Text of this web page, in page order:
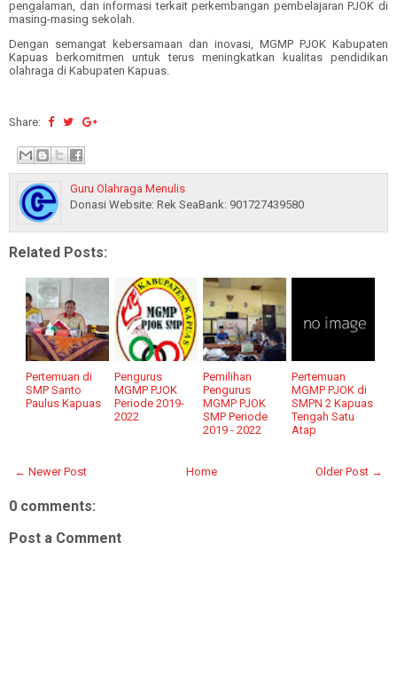
pengalaman, dan informasi terkait perkembangan pembelajaran PJOK di
masing-masing sekolah.
Dengan semangat kebersamaan dan inovasi, MGMP PJOK Kabupaten
Kapuas berkomitmen untuk terus meningkatkan kualitas pendidikan
olahraga di Kabupaten Kapuas.
Share:
Guru Olahraga Menulis
Donasi Website: Rek SeaBank: 901727439580
Related Posts:
Pertemuan di
SMP Santo
Paulus Kapuas
Pengurus
MGMP PJOK
Periode 2019-
2022
Pemilihan
Pengurus
MGMP PJOK
SMP Periode
2019 - 2022
Pertemuan
MGMP PJOK di
SMPN 2 Kapuas
Tengah Satu
Atap
← Newer Post Older Post →
Home
0 comments:
Post a Comment